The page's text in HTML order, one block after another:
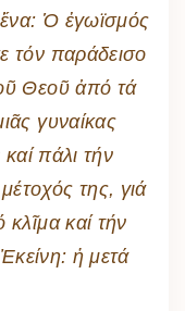
ἕνα: Ὁ ἐγωϊσμός
τόν παράδεισο
Θεοῦ ἀπό τά
γυναίκας
πάλι τήν
της, γιά
καί τήν
ἡ μετά